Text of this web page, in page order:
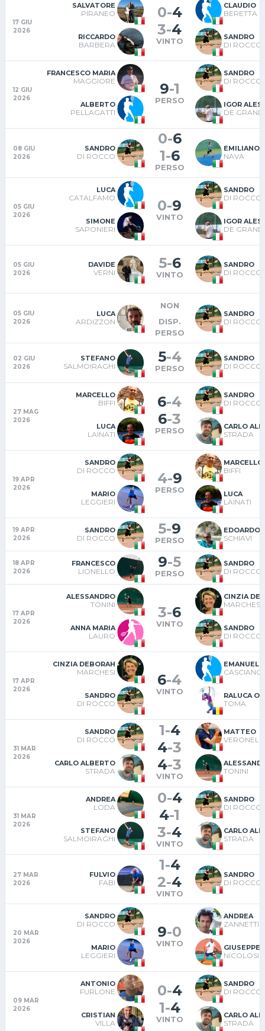
17 GIU
2026
SALVATORE
PIRANEO
RICCARDO
BARBERA
0-4
3-4
VINTO
CLAUDIO
BERETTA
SANDRO
DI ROCCO
12 GIU
2026
FRANCESCO MARIA
MAGGIORE
ALBERTO
PELLAGATTI
9-1
PERSO
SANDRO
DI ROCCO
IGOR
DE
08 GIU
2026
SANDRO
DI ROCCO
0-6
1-6
PERSO
EMILIANO
NAVA
05 GIU
2026
LUCA
CATALFAMO
SIMONE
SAPONIERI
0-9
VINTO
SANDRO
DI ROCCO
IGOR
DE
05 GIU
2026
DAVIDE
VERNI
5-6
VINTO
SANDRO
DI ROCCO
05 GIU
2026
LUCA
ARDIZZON
NON
DISP.
PERSO
SANDRO
DI ROCCO
02 GIU
2026
STEFANO
SALMOIRAGHI
5-4
PERSO
SANDRO
DI ROCCO
27 MAG
2026
MARCELLO
BIFFI
LUCA
LAINATI
6-4
6-3
PERSO
SANDRO
DI ROCCO
CARLO
STRADA
19 APR
2026
SANDRO
DI ROCCO
MARIO
LEGGIERI
4-9
PERSO
MARCELLO
BIFFI
LUCA
LAINATI
19 APR
2026
SANDRO
DI ROCCO
5-9
PERSO
EDOARDO
SCHIAVI
18 APR
2026
FRANCESCO
LIONELLO
9-5
PERSO
SANDRO
DI ROCCO
17 APR
2026
ALESSANDRO
TONINI
ANNA MARIA
LAURO
3-6
VINTO
CINZIA
MARCHESI
SANDRO
DI ROCCO
17 APR
2026
CINZIA DEBORAH
MARCHESI
SANDRO
DI ROCCO
6-4
VINTO
EMANUELE
CASCIANO
RALUCA
TOMA
31 MAR
2026
SANDRO
DI ROCCO
CARLO ALBERTO
STRADA
1-4
4-3
4-3
VINTO
MATTEO
VERONELLI
TONINI
31 MAR
2026
ANDREA
LODA
STEFANO
SALMOIRAGHI
0-4
4-1
3-4
VINTO
SANDRO
DI ROCCO
CARLO
STRADA
27 MAR
2026
FULVIO
FABI
1-4
2-4
VINTO
SANDRO
DI ROCCO
20 MAR
2026
SANDRO
DI ROCCO
MARIO
LEGGIERI
9-0
VINTO
ANDREA
ZANNETTI
GIUSEPPE
NICOLOSI
09 MAR
2026
ANTONIO
FURLONE
CRISTIAN
VILLA
0-4
1-4
VINTO
SANDRO
DI ROCCO
CARLO
STRADA